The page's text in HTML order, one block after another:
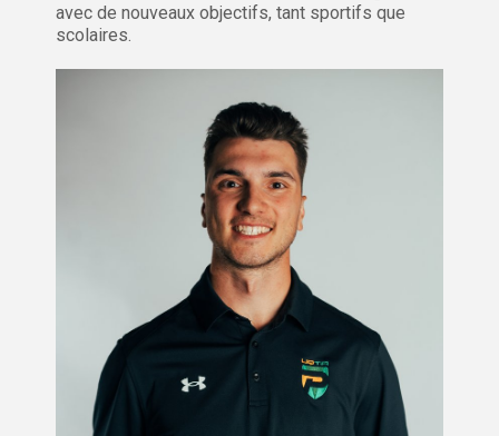
avec de nouveaux objectifs, tant sportifs que
scolaires.